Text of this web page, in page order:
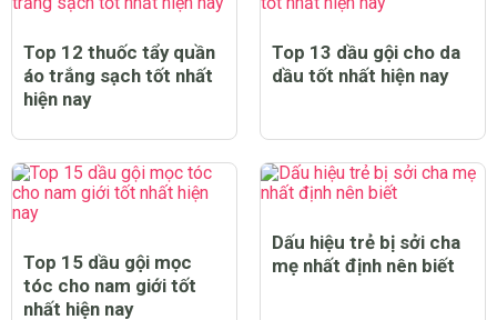
Top 12 thuốc tẩy quần
áo trắng sạch tốt nhất
hiện nay
Top 13 dầu gội cho da
dầu tốt nhất hiện nay
Top 15 dầu gội mọc
tóc cho nam giới tốt
nhất hiện nay
Dấu hiệu trẻ bị sởi cha
mẹ nhất định nên biết